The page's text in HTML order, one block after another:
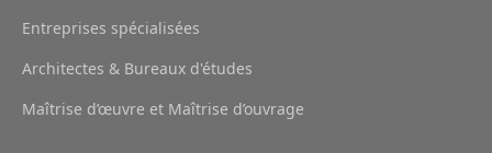
Entreprises spécialisées
Architectes & Bureaux d'études
Maîtrise d’œuvre et Maîtrise d’ouvrage